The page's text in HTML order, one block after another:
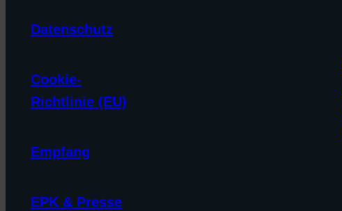
Datenschutz
Cookie-
Richtlinie (EU)
Empfang
EPK & Presse